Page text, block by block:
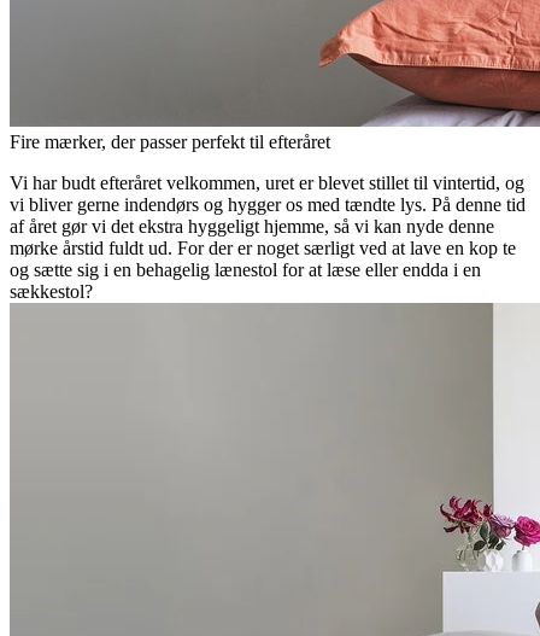
Fire mærker, der passer perfekt til efteråret
Vi har budt efteråret velkommen, uret er blevet stillet til vintertid, og
vi bliver gerne indendørs og hygger os med tændte lys. På denne tid
af året gør vi det ekstra hyggeligt hjemme, så vi kan nyde denne
mørke årstid fuldt ud. For der er noget særligt ved at lave en kop te
og sætte sig i en behagelig lænestol for at læse eller endda i en
sækkestol?